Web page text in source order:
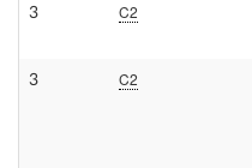
3 C2
3 C2